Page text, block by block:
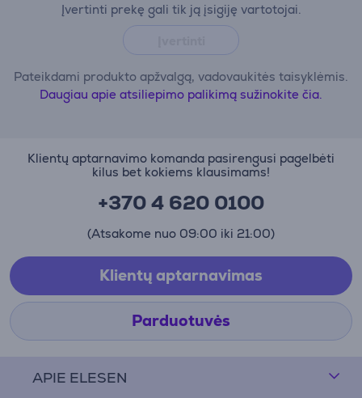
Įvertinti prekę gali tik ją įsigiję vartotojai.
Pateikdami produkto apžvalgą, vadovaukitės taisyklėmis.
Daugiau apie atsiliepimo palikimą sužinokite čia.
APIE ELESEN
Klientų aptarnavimo komanda pasirengusi pagelbėti
kilus bet kokiems klausimams!
+370 4 620 0100
(Atsakome nuo 09:00 iki 21:00)
Klientų aptarnavimas
Parduotuvės